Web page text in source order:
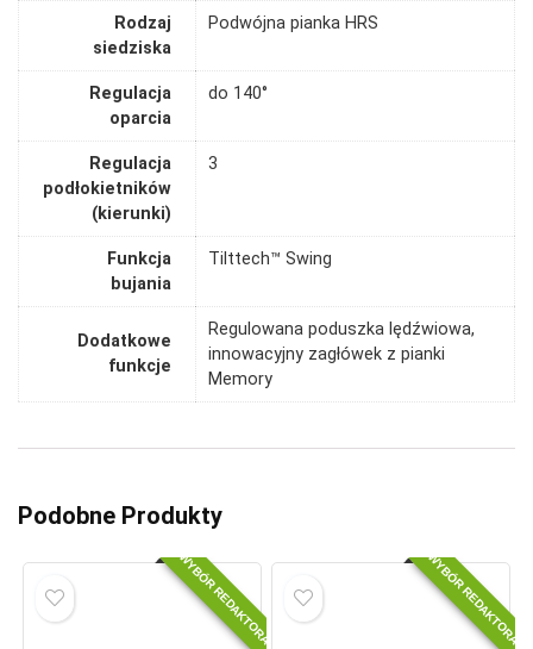
Rodzaj
siedziska
Podwójna pianka HRS
Regulacja
oparcia
do 140°
Regulacja
podłokietników
(kierunki)
3
Funkcja
bujania
Tilttech™ Swing
Dodatkowe
funkcje
Regulowana poduszka lędźwiowa,
innowacyjny zagłówek z pianki
Memory
Podobne Produkty
WYBÓR REDAKTORA WYBÓR REDAKTORA